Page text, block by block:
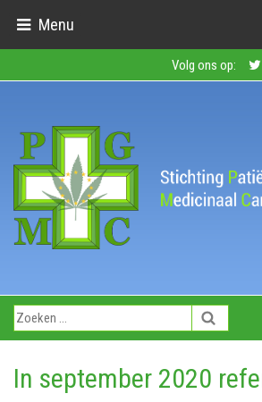
Menu
Volg ons op:
In september 2020